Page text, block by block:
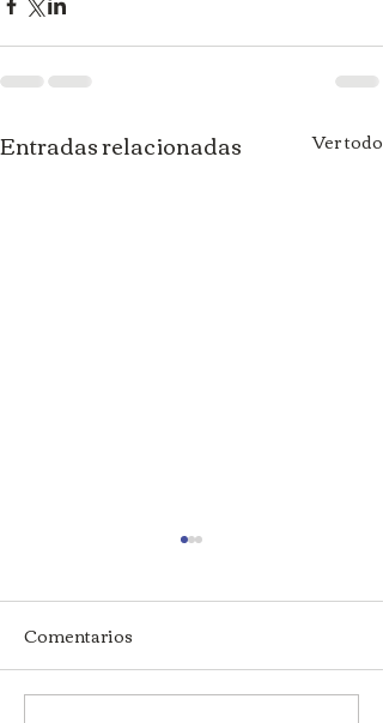
Entradas relacionadas Ver todo
Comentarios